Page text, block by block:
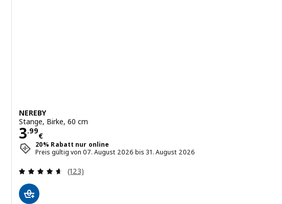
NEREBY
Stange, Birke, 60 cm
3.99
€
Preis 3.99€
20% Rabatt nur online
Preis gültig von 07. August 2026 bis 31. August 2026
Bewertungen: 4.6 von 5 Sternen. Bewertungen
(123)